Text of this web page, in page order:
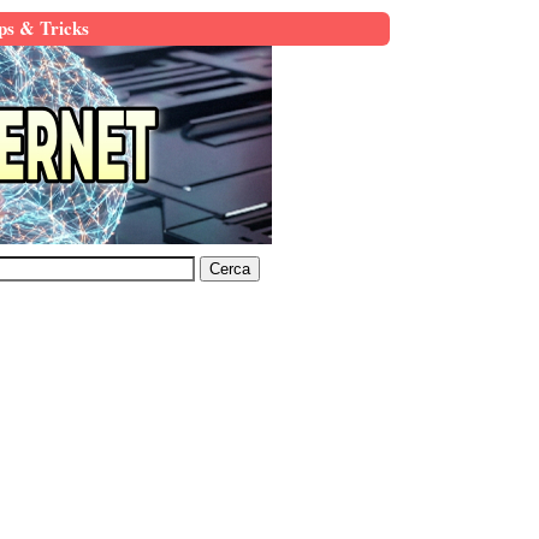
& Tricks